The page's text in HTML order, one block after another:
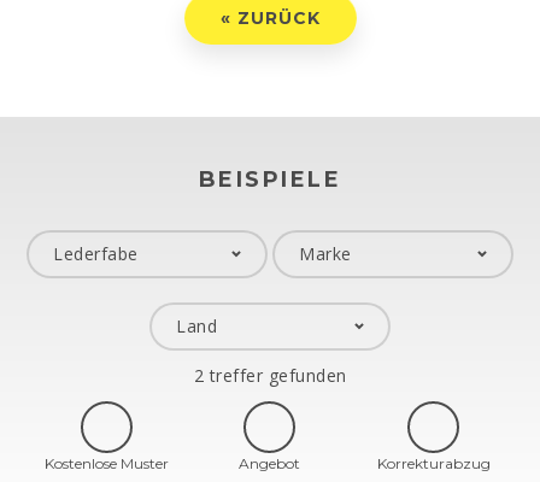
« ZURÜCK
BEISPIELE
2 treffer gefunden
Kostenlose Muster Angebot Korrekturabzug